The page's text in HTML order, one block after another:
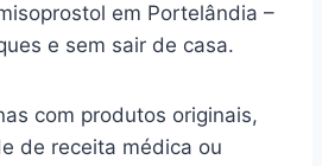
em Portelândia –
e sem sair de casa.
com produtos originais,
de receita médica ou